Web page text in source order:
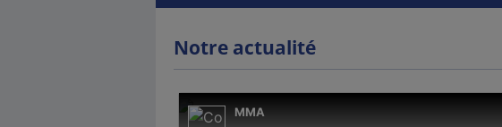
Notre actualité